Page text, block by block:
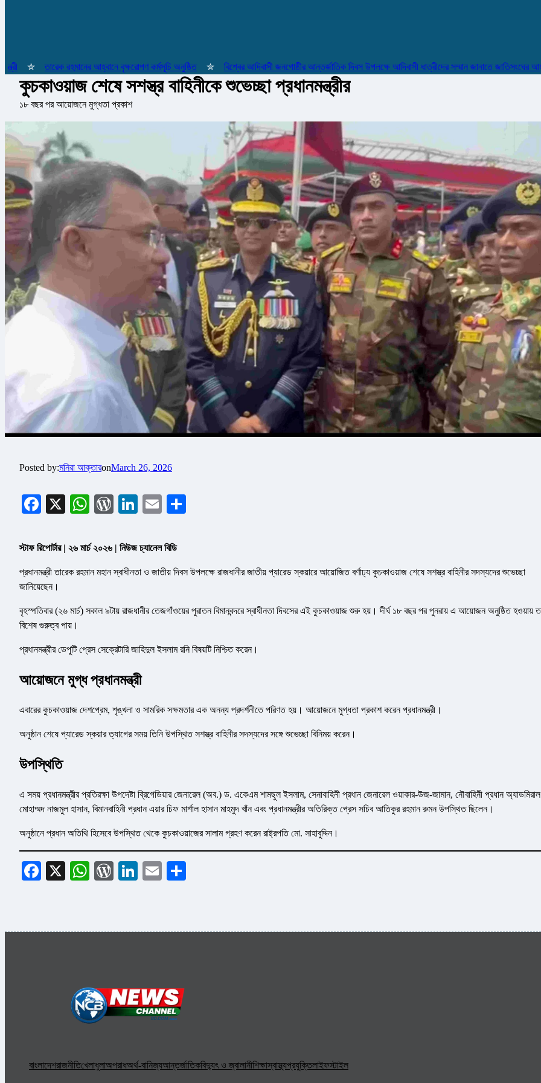
✮ তারেক রহমানের আহ্বানে বৃক্ষরোপণ কর্মসূচি অনুষ্ঠিত ✮ বিশ্বের আদিবাসী জনগোষ্ঠীর আন্তর্জাতিক দিবস উপলক্ষে আদিবাসী ধাত্রীদের সম্মান জানাতে জাতিসংঘের আহ্বান
কুচকাওয়াজ শেষে সশস্ত্র বাহিনীকে শুভেচ্ছা প্রধানমন্ত্রীর
১৮ বছর পর আয়োজনে মুগ্ধতা প্রকাশ
Posted by:মনিরা আক্তারonMarch 26, 2026
Facebook
X WhatsApp
WordPress
LinkedIn
Email
স্টাফ রিপোর্টার | ২৬ মার্চ ২০২৬ | নিউজ চ্যানেল বিডি
প্রধানমন্ত্রী তারেক রহমান মহান স্বাধীনতা ও জাতীয় দিবস উপলক্ষে রাজধানীর জাতীয় প্যারেড স্কয়ারে আয়োজিত বর্ণাঢ্য কুচকাওয়াজ শেষে সশস্ত্র বাহিনীর সদস্যদের শুভেচ্ছা
জানিয়েছেন।
বৃহস্পতিবার (২৬ মার্চ) সকাল ৯টায় রাজধানীর তেজগাঁওয়ের পুরাতন বিমানবন্দরে স্বাধীনতা দিবসের এই কুচকাওয়াজ শুরু হয়। দীর্ঘ ১৮ বছর পর পুনরায় এ আয়োজন অনুষ্ঠিত হওয়ায়
বিশেষ গুরুত্ব পায়।
প্রধানমন্ত্রীর ডেপুটি প্রেস সেক্রেটারি জাহিদুল ইসলাম রনি বিষয়টি নিশ্চিত করেন।
আয়োজনে মুগ্ধ প্রধানমন্ত্রী
এবারের কুচকাওয়াজ দেশপ্রেম, শৃঙ্খলা ও সামরিক সক্ষমতার এক অনন্য প্রদর্শনীতে পরিণত হয়। আয়োজনে মুগ্ধতা প্রকাশ করেন প্রধানমন্ত্রী।
অনুষ্ঠান শেষে প্যারেড স্কয়ার ত্যাগের সময় তিনি উপস্থিত সশস্ত্র বাহিনীর সদস্যদের সঙ্গে শুভেচ্ছা বিনিময় করেন।
উপস্থিতি
এ সময় প্রধানমন্ত্রীর প্রতিরক্ষা উপদেষ্টা ব্রিগেডিয়ার জেনারেল (অব.) ড. একেএম শামছুল ইসলাম, সেনাবাহিনী প্রধান জেনারেল ওয়াকার-উজ-জামান, নৌবাহিনী প্রধান অ্যাডমিরাল
মোহাম্মদ নাজমুল হাসান, বিমানবাহিনী প্রধান এয়ার চিফ মার্শাল হাসান মাহমুদ খাঁন এবং প্রধানমন্ত্রীর অতিরিক্ত প্রেস সচিব আতিকুর রহমান রুমন উপস্থিত ছিলেন।
অনুষ্ঠানে প্রধান অতিথি হিসেবে উপস্থিত থেকে কুচকাওয়াজের সালাম গ্রহণ করেন রাষ্ট্রপতি মো. সাহাবুদ্দিন।
Facebook
X WhatsApp
WordPress
LinkedIn
Email
বাংলাদেশরাজনীতিখেলাধুলাঅপরাধঅর্থ-বানিজ্যআন্তর্জাতিকবিদ্যুৎ ও জ্বালানীশিক্ষাস্বাস্থ্যপ্রযুক্তিলাইফস্টাইল